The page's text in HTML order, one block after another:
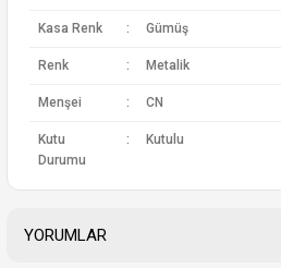
Kasa Renk : Gümüş
Renk : Metalik
Menşei : CN
Kutu
Durumu
: Kutulu
YORUMLAR